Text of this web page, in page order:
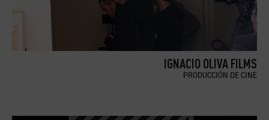
IGNACIO OLIVA FILMS
PRODUCCIÓN DE CINE